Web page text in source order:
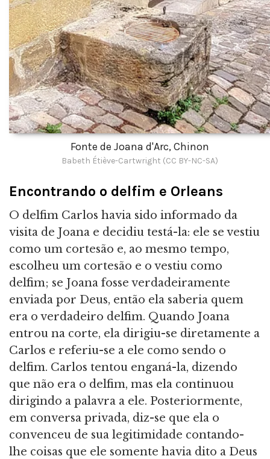
Fonte de Joana d'Arc, Chinon
Babeth Étiève-Cartwright (CC BY-NC-SA)
Encontrando o delfim e Orleans
O delfim Carlos havia sido informado da
visita de Joana e decidiu testá-la: ele se vestiu
como um cortesão e, ao mesmo tempo,
escolheu um cortesão e o vestiu como
delfim; se Joana fosse verdadeiramente
enviada por Deus, então ela saberia quem
era o verdadeiro delfim. Quando Joana
entrou na corte, ela dirigiu-se diretamente a
Carlos e referiu-se a ele como sendo o
delfim. Carlos tentou enganá-la, dizendo
que não era o delfim, mas ela continuou
dirigindo a palavra a ele. Posteriormente,
em conversa privada, diz-se que ela o
convenceu de sua legitimidade contando-
lhe coisas que ele somente havia dito a Deus